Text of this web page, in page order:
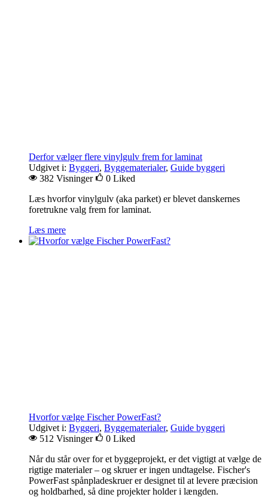
Derfor vælger flere vinylgulv frem for laminat
Udgivet i: Byggeri, Byggematerialer, Guide byggeri
382 Visninger
0 Liked
Læs hvorfor vinylgulv (aka parket) er blevet danskernes
foretrukne valg frem for laminat.
Læs mere
Hvorfor vælge Fischer PowerFast?
Udgivet i: Byggeri, Byggematerialer, Guide byggeri
512 Visninger
0 Liked
Når du står over for et byggeprojekt, er det vigtigt at vælge de
rigtige materialer – og skruer er ingen undtagelse. Fischer's
PowerFast spånpladeskruer er designet til at levere præcision
og holdbarhed, så dine projekter holder i længden.